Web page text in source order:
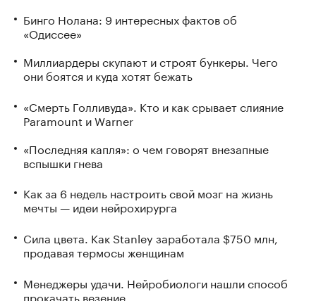
Бинго Нолана: 9 интересных фактов об
«Одиссее»
Миллиардеры скупают и строят бункеры. Чего
они боятся и куда хотят бежать
«Смерть Голливуда». Кто и как срывает слияние
Paramount и Warner
«Последняя капля»: о чем говорят внезапные
вспышки гнева
Как за 6 недель настроить свой мозг на жизнь
мечты — идеи нейрохирурга
Сила цвета. Как Stanley заработала $750 млн,
продавая термосы женщинам
Менеджеры удачи. Нейробиологи нашли способ
прокачать везение